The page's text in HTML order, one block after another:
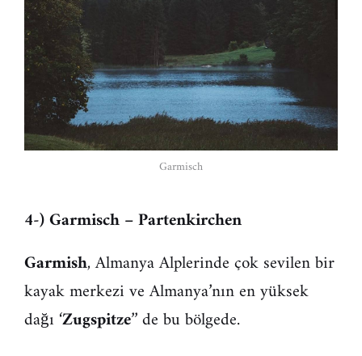
Garmisch
4-) Garmisch – Partenkirchen
Garmish, Almanya Alplerinde çok sevilen bir
kayak merkezi ve Almanya’nın en yüksek
dağı ‘Zugspitze’’ de bu bölgede.